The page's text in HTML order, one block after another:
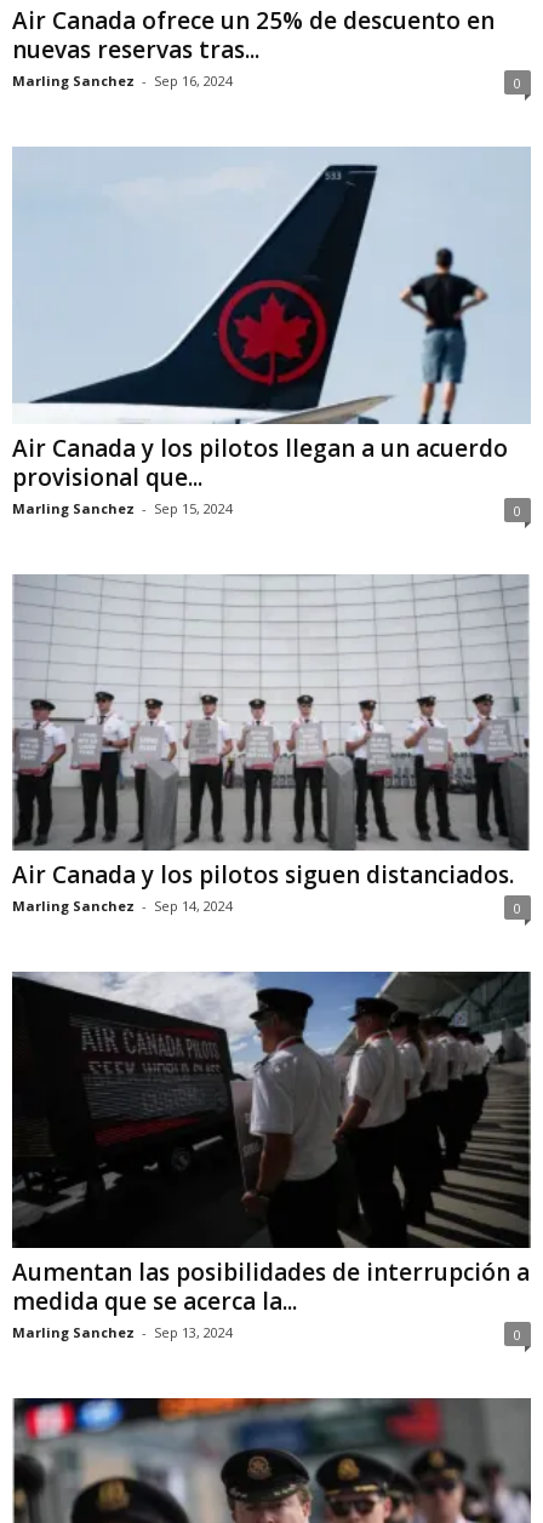
Air Canada ofrece un 25% de descuento en
nuevas reservas tras...
Marling Sanchez - Sep 16, 2024 0
Air Canada y los pilotos llegan a un acuerdo
provisional que...
Marling Sanchez - Sep 15, 2024 0
Air Canada y los pilotos siguen distanciados.
Marling Sanchez - Sep 14, 2024 0
Aumentan las posibilidades de interrupción a
medida que se acerca la...
Marling Sanchez - Sep 13, 2024 0